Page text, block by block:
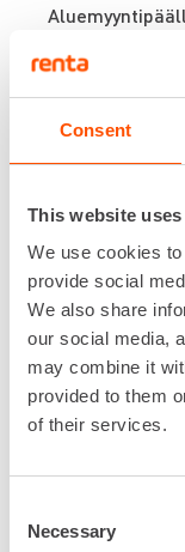
Consent
This website
We use cookies
provide social
We also share
our social media,
may combine it
provided to them
of their services.
Selection
Necessary
TOMMI
044 7843 226